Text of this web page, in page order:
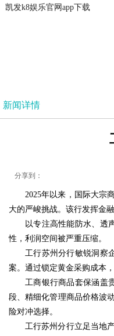
凯发k8娱乐官网app下载
凯发k8娱乐官网app下载
新闻详情
分享到：
2025年以来，国际大宗
大的严峻挑战。该行发挥金
以专注高性能防水、透
性，利润空间被严重压缩。
工行苏州分行敏锐洞察
案。通过锁定黄金采购成本
工商银行商品套保涵盖
段、精细化管理商品价格波
险对冲选择。
工行苏州分行立足当地